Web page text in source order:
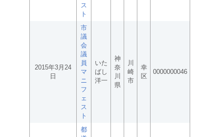
ス
ト
2015年3月24
日
市
議
会
議
員
マ
ニ
フ
ェ
ス
ト
いた
ばし
洋一
神
奈
川
県
川
崎
市
幸
区
0000000046
都